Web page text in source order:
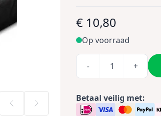
€ 10,80
Op voorraad
- +
Betaal veilig met: